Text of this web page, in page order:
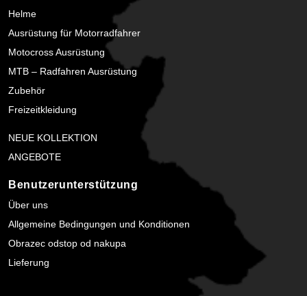
Helme
Ausrüstung für Motorradfahrer
Motocross Ausrüstung
MTB – Radfahren Ausrüstung
Zubehör
Freizeitkleidung
NEUE KOLLEKTION
ANGEBOTE
Benutzerunterstützung
Über uns
Allgemeine Bedingungen und Konditionen
Obrazec odstop od nakupa
Lieferung